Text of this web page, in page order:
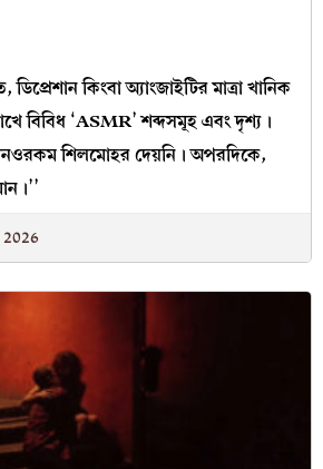
কিংবা অ্যাংজাইটির মাত্রা খানিক
বিবিধ ‘ASMR’ শব্দসমূহ এবং দৃশ্য।
শিলমোহর দেয়নি। অপরদিকে,